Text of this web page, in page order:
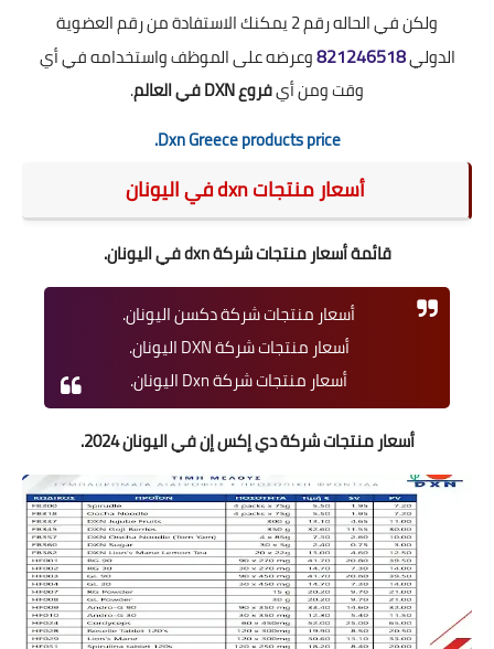
ولكن في الحاله رقم 2 يمكنك الاستفادة من رقم العضوية
الدولي821246518وعرضه على الموظف واستخدامه في أي
وقت ومن أيفروع DXN في العالم
.
Dxn Greeceproducts price.
أسعار منتجات dxn في اليونان
قائمة أسعار منتجات شركة dxn في اليونان.
أسعار منتجات شركة دكسن اليونان.
أسعار منتجات شركة DXN اليونان.
أسعار منتجات شركة Dxn اليونان.
أسعار منتجات شركة دي إكس إن في اليونان 2024.